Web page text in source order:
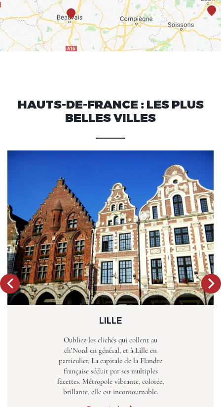
HAUTS-DE-FRANCE : LES PLUS
BELLES VILLES
LILLE
Oubliez les clichés qui collent au
ch’Nord en général, et à Lille en
particulier. La capitale de la Flandre
française séduit par ses multiples
facettes. Métropole vibrante, colorée,
brillante, elle est incontournable.